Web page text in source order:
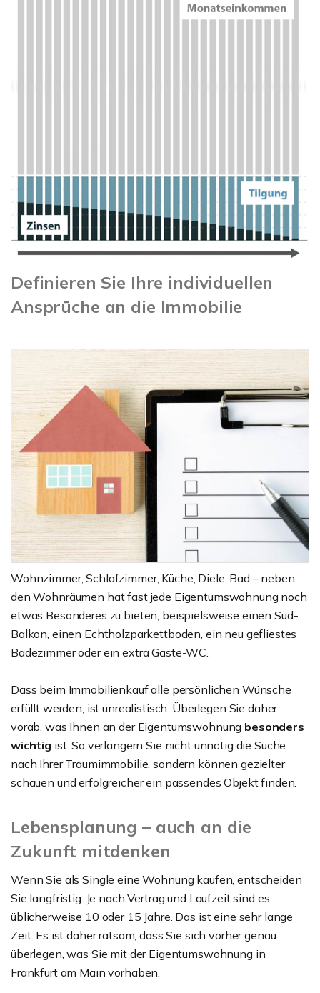
Definieren Sie Ihre individuellen
Ansprüche an die Immobilie
Wohnzimmer, Schlafzimmer, Küche, Diele, Bad – neben
den Wohnräumen hat fast jede Eigentumswohnung noch
etwas Besonderes zu bieten, beispielsweise einen Süd-
Balkon, einen Echtholzparkettboden, ein neu gefliestes
Badezimmer oder ein extra Gäste-WC.
Dass beim Immobilienkauf alle persönlichen Wünsche
erfüllt werden, ist unrealistisch. Überlegen Sie daher
vorab, was Ihnen an der Eigentumswohnung besonders
wichtig ist. So verlängern Sie nicht unnötig die Suche
nach Ihrer Traumimmobilie, sondern können gezielter
schauen und erfolgreicher ein passendes Objekt finden.
Lebensplanung – auch an die
Zukunft mitdenken
Wenn Sie als Single eine Wohnung kaufen, entscheiden
Sie langfristig. Je nach Vertrag und Laufzeit sind es
üblicherweise 10 oder 15 Jahre. Das ist eine sehr lange
Zeit. Es ist daher ratsam, dass Sie sich vorher genau
überlegen, was Sie mit der Eigentumswohnung in
Frankfurt am Main vorhaben.